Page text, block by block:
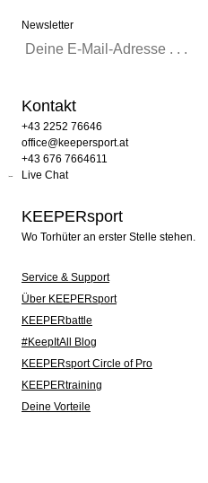
Newsletter
Kontakt
+43 2252 76646
office@keepersport.at
+43 676 7664611
Live Chat
KEEPERsport
Wo Torhüter an erster Stelle stehen.
Service & Support
Über KEEPERsport
KEEPERbattle
#KeepItAll Blog
KEEPERsport Circle of Pro
KEEPERtraining
Deine Vorteile